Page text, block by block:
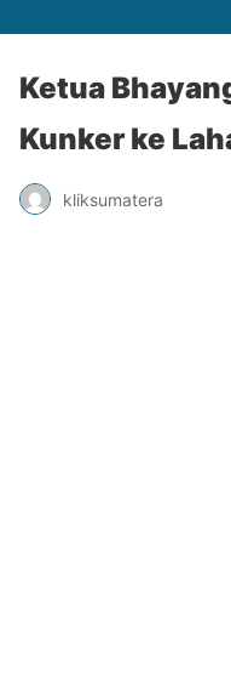
Ketua
Kunker ke
kliksumatera